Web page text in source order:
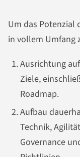
Um das Potenzial
in vollem Umfang
Ausrichtung
Ziele,
Roadmap.
Aufbau
Technik,
Governance